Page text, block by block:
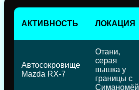
АКТИВНОСТЬ ЛОКАЦИЯ
Автосокровище
Mazda RX-7
Отани,
серая
вышка у
границы с
Симаномёй